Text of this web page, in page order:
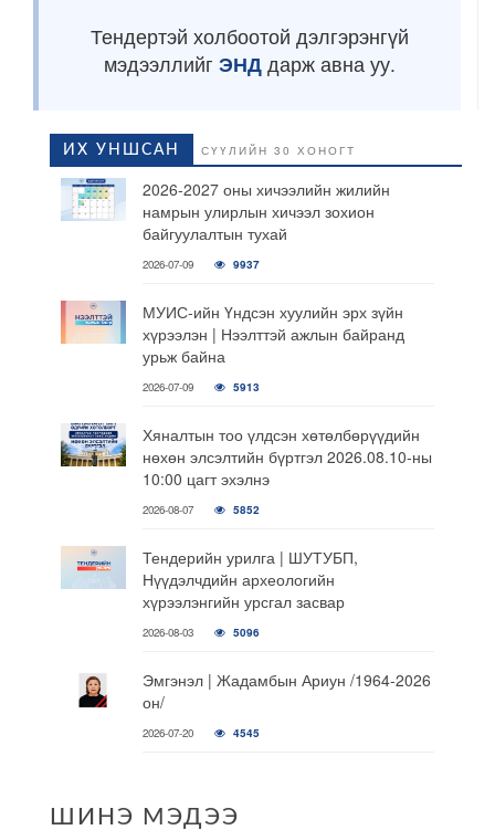
Тендертэй холбоотой дэлгэрэнгүй
мэдээллийг ЭНД дарж авна уу.
ИХ УНШСАН СҮҮЛИЙН 30 ХОНОГТ
2026-2027 оны хичээлийн жилийн
намрын улирлын хичээл зохион
байгуулалтын тухай
2026-07-09 9937
МУИС-ийн Үндсэн хуулийн эрх зүйн
хүрээлэн | Нээлттэй ажлын байранд
урьж байна
2026-07-09 5913
Хяналтын тоо үлдсэн хөтөлбөрүүдийн
нөхөн элсэлтийн бүртгэл 2026.08.10-ны
10:00 цагт эхэлнэ
2026-08-07 5852
Тендерийн урилга | ШУТУБП,
Нүүдэлчдийн археологийн
хүрээлэнгийн урсгал засвар
2026-08-03 5096
Эмгэнэл | Жадамбын Ариун /1964-2026
он/
2026-07-20 4545
ШИНЭ МЭДЭЭ